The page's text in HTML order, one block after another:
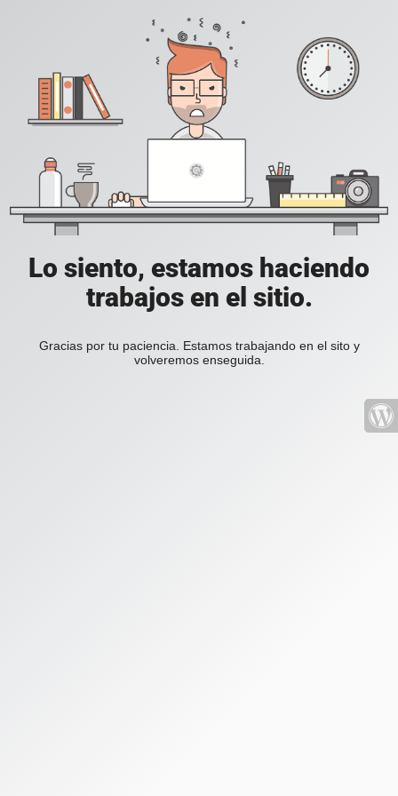
Lo siento, estamos haciendo
trabajos en el sitio.
Gracias por tu paciencia. Estamos trabajando en el sito y
volveremos enseguida.